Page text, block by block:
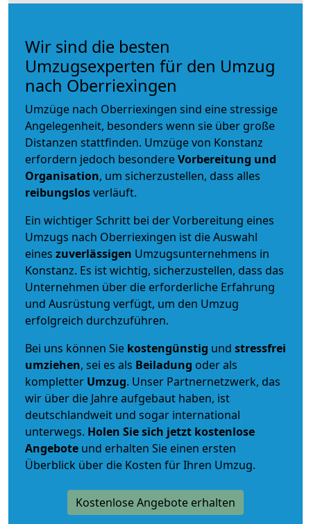
Wir sind die besten
Umzugsexperten für den Umzug
nach Oberriexingen
Umzüge nach Oberriexingen sind eine stressige
Angelegenheit, besonders wenn sie über große
Distanzen stattfinden. Umzüge von Konstanz
erfordern jedoch besondereVorbereitung und
Organisation, um sicherzustellen, dass alles
reibungslosverläuft.
Ein wichtiger Schritt bei der Vorbereitung eines
Umzugs nach Oberriexingen ist die Auswahl
eines zuverlässigen Umzugsunternehmens in
Konstanz. Es ist wichtig, sicherzustellen, dass das
Unternehmen über die erforderliche Erfahrung
und Ausrüstung verfügt, um den Umzug
erfolgreich durchzuführen.
Bei uns können Sie kostengünstig und stressfrei
umziehen, sei es als Beiladung oder als
kompletter Umzug. Unser Partnernetzwerk, das
wir über die Jahre aufgebaut haben, ist
deutschlandweit und sogar international
unterwegs. Holen Sie sich jetzt kostenlose
Angebote und erhalten Sie einen ersten
Überblick über die Kosten für Ihren Umzug.
Kostenlose Angebote erhalten